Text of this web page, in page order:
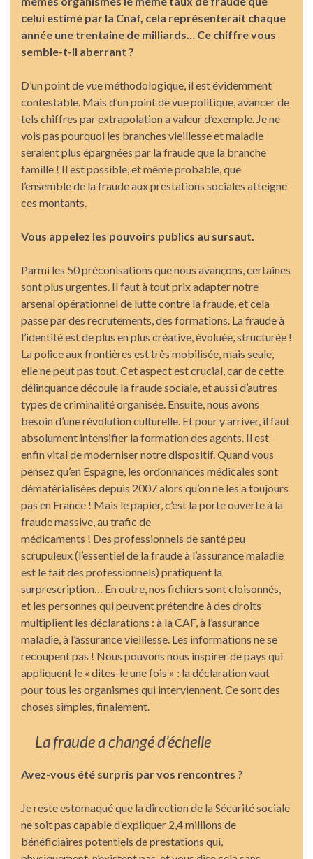
celui estimé par la Cnaf, cela représenterait chaque
année une trentaine de milliards… Ce chiffre vous
semble-t-il aberrant ?
D’un point de vue méthodologique, il est évidemment
contestable. Mais d’un point de vue politique, avancer de
tels chiffres par extrapolation a valeur d’exemple. Je ne
vois pas pourquoi les branches vieillesse et maladie
seraient plus épargnées par la fraude que la branche
famille ! Il est possible, et même probable, que
l’ensemble de la fraude aux prestations sociales atteigne
ces montants.
Vous appelez les pouvoirs publics au sursaut.
Parmi les 50 préconisations que nous avançons, certaines
sont plus urgentes. Il faut à tout prix adapter notre
arsenal opérationnel de lutte contre la fraude, et cela
passe par des recrutements, des formations. La fraude à
l’identité est de plus en plus créative, évoluée, structurée !
La police aux frontières est très mobilisée, mais seule,
elle ne peut pas tout. Cet aspect est crucial, car de cette
délinquance découle la fraude sociale, et aussi d’autres
types de criminalité organisée. Ensuite, nous avons
besoin d’une révolution culturelle. Et pour y arriver, il faut
absolument intensifier la formation des agents. Il est
enfin vital de moderniser notre dispositif. Quand vous
pensez qu’en Espagne, les ordonnances médicales sont
dématérialisées depuis 2007 alors qu’on ne les a toujours
pas en France ! Mais le papier, c’est la porte ouverte à la
fraude massive, au trafic de
médicaments ! Des professionnels de santé peu
scrupuleux (l’essentiel de la fraude à l’assurance maladie
est le fait des professionnels) pratiquent la
surprescription… En outre, nos fichiers sont cloisonnés,
et les personnes qui peuvent prétendre à des droits
multiplient les déclarations : à la CAF, à l’assurance
maladie, à l’assurance vieillesse. Les informations ne se
recoupent pas ! Nous pouvons nous inspirer de pays qui
appliquent le « dites-le une fois » : la déclaration vaut
pour tous les organismes qui interviennent. Ce sont des
choses simples, finalement.
La fraude a changé d’échelle
Avez-vous été surpris par vos rencontres ?
Je reste estomaqué que la direction de la Sécurité sociale
ne soit pas capable d’expliquer 2,4 millions de
bénéficiaires potentiels de prestations qui,